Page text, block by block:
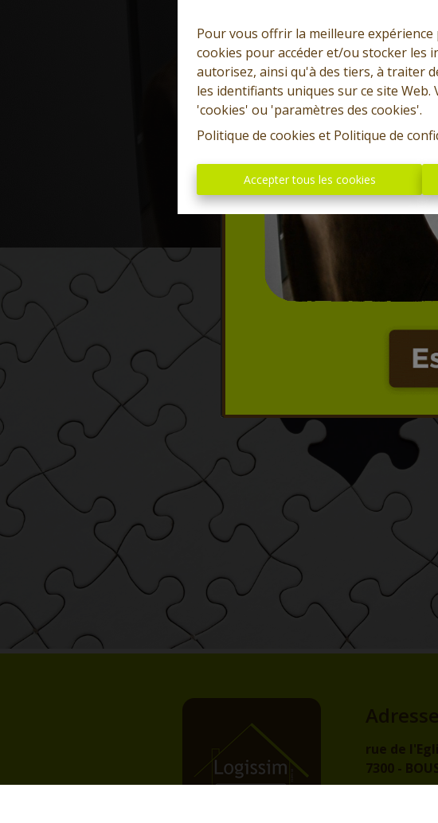
Pour vous offrir la meilleure
cookies pour accéder et/ou stocker les
autorisez, ainsi qu'à des tiers, à traiter
les identifiants uniques sur ce site
'cookies' ou 'paramètres des cookies'.
Politique de cookies et Politique de
Accepter tous les cookies
Adresse
rue de
7300 -